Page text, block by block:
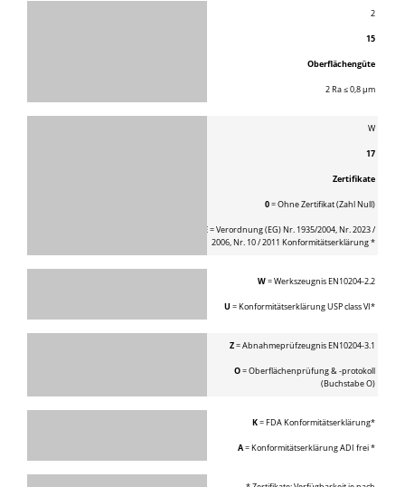
2
15
Oberflächengüte
2 Ra ≤ 0,8 μm
W
17
Zertifikate
0= Ohne Zertifikat (Zahl Null)
E= Verordnung (EG) Nr. 1935/2004, Nr. 2023 /
2006, Nr. 10 / 2011 Konformitätserklärung *
W= Werkszeugnis EN10204-2.2
U = Konformitätserklärung USP class VI*
Z= Abnahmeprüfzeugnis EN10204-3.1
O= Oberflächenprüfung & -protokoll
(Buchstabe O)
K= FDA Konformitätserklärung*
A= Konformitätserklärung ADI frei *